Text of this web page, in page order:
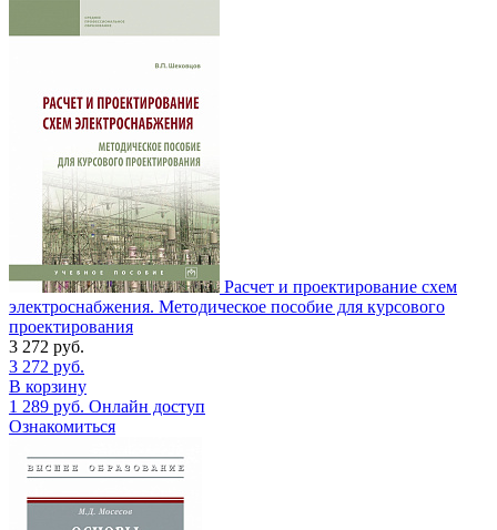
Расчет и проектирование схем
электроснабжения. Методическое пособие для курсового
проектирования
3 272 руб.
3 272 руб.
В корзину
1 289 руб. Онлайн доступ
Ознакомиться